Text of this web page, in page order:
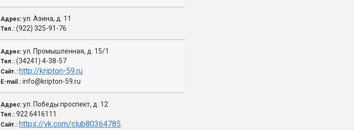
Адрес: ул. Азина, д. 11
Тел.: (922) 325-91-76
Адрес: ул. Промышленная, д. 15/1
Тел.: (34241) 4-38-57
Сайт.: http://kripton-59.ru
E-mail.: info@kripton-59.ru
Адрес: ул. Победы проспект, д. 12
Тел.: 922 6416111
Сайт.: https://vk.com/club80364785